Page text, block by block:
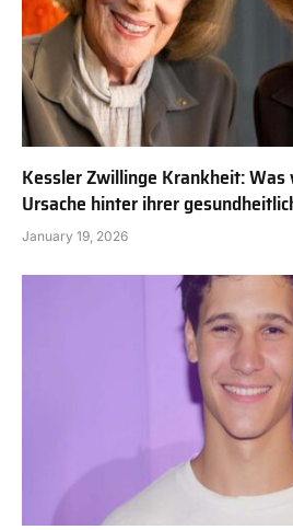
Kessler Zwillinge Krankheit:
Ursache hinter ihrer
January 19, 2026